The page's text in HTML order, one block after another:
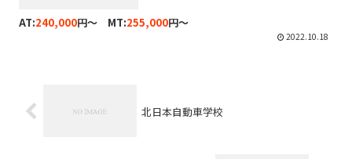
AT:240,000円～ MT:255,000円～
2022.10.18
北日本自動車学校